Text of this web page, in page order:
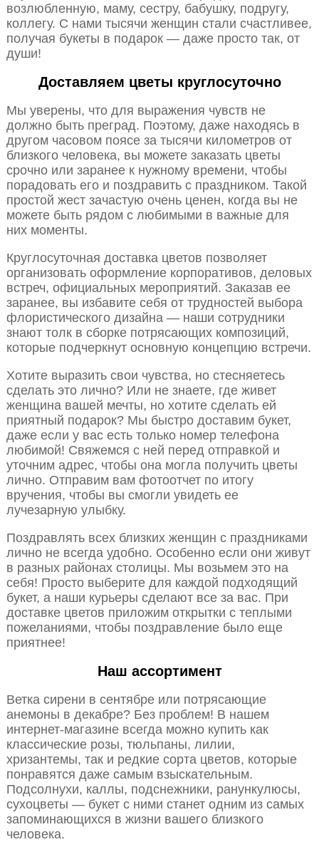
возлюбленную, маму, сестру, бабушку, подругу,
коллегу. С нами тысячи женщин стали счастливее,
получая букеты в подарок — даже просто так, от
души!
Доставляем цветы круглосуточно
Мы уверены, что для выражения чувств не
должно быть преград. Поэтому, даже находясь в
другом часовом поясе за тысячи километров от
близкого человека, вы можете заказать цветы
срочно или заранее к нужному времени, чтобы
порадовать его и поздравить с праздником. Такой
простой жест зачастую очень ценен, когда вы не
можете быть рядом с любимыми в важные для
них моменты.
Круглосуточная доставка цветов позволяет
организовать оформление корпоративов, деловых
встреч, официальных мероприятий. Заказав ее
заранее, вы избавите себя от трудностей выбора
флористического дизайна — наши сотрудники
знают толк в сборке потрясающих композиций,
которые подчеркнут основную концепцию встречи.
Хотите выразить свои чувства, но стесняетесь
сделать это лично? Или не знаете, где живет
женщина вашей мечты, но хотите сделать ей
приятный подарок? Мы быстро доставим букет,
даже если у вас есть только номер телефона
любимой! Свяжемся с ней перед отправкой и
уточним адрес, чтобы она могла получить цветы
лично. Отправим вам фотоотчет по итогу
вручения, чтобы вы смогли увидеть ее
лучезарную улыбку.
Поздравлять всех близких женщин с праздниками
лично не всегда удобно. Особенно если они живут
в разных районах столицы. Мы возьмем это на
себя! Просто выберите для каждой подходящий
букет, а наши курьеры сделают все за вас. При
доставке цветов приложим открытки с теплыми
пожеланиями, чтобы поздравление было еще
приятнее!
Наш ассортимент
Ветка сирени в сентябре или потрясающие
анемоны в декабре? Без проблем! В нашем
интернет-магазине всегда можно купить как
классические розы, тюльпаны, лилии,
хризантемы, так и редкие сорта цветов, которые
понравятся даже самым взыскательным.
Подсолнухи, каллы, подснежники, ранункулюсы,
сухоцветы — букет с ними станет одним из самых
запоминающихся в жизни вашего близкого
человека.